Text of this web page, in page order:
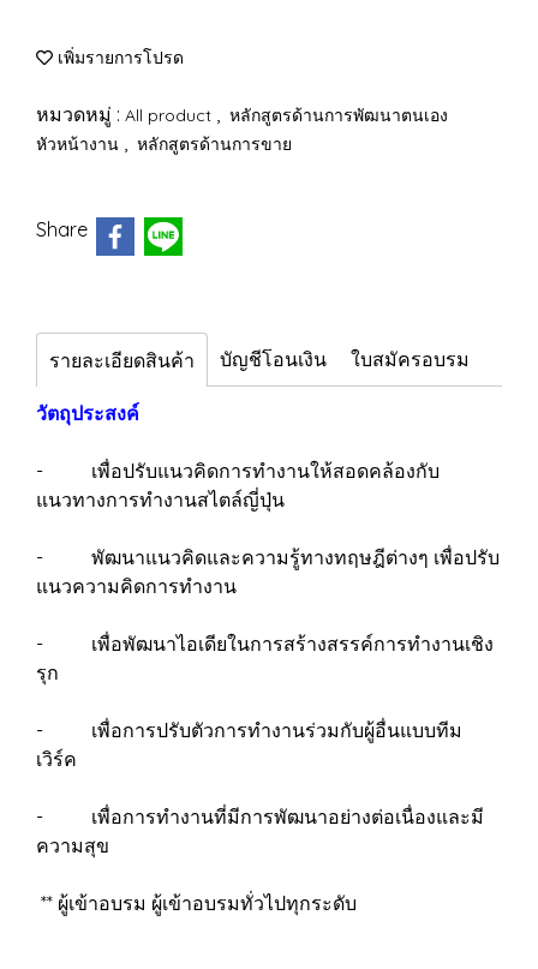
เพิ่มรายการโปรด
หมวดหมู่ : All product , หลักสูตรด้านการพัฒนาตนเอง
หัวหน้างาน , หลักสูตรด้านการขาย
Share
รายละเอียดสินค้า บัญชีโอนเงิน ใบสมัครอบรม
วัตถุประสงค์
- เพื่อปรับแนวคิดการทำงานให้สอดคล้องกับ
แนวทางการทำงานสไตล์ญี่ปุ่น
- พัฒนาแนวคิดและความรู้ทางทฤษฎีต่างๆ เพื่อปรับ
แนวความคิดการทำงาน
- เพื่อพัฒนาไอเดียในการสร้างสรรค์การทำงานเชิง
รุก
- เพื่อการปรับตัวการทำงานร่วมกับผู้อื่นแบบทีม
เวิร์ค
- เพื่อการทำงานที่มีการพัฒนาอย่างต่อเนื่องและมี
ความสุข
** ผู้เข้าอบรม ผู้เข้าอบรมทั่วไปทุกระดับ